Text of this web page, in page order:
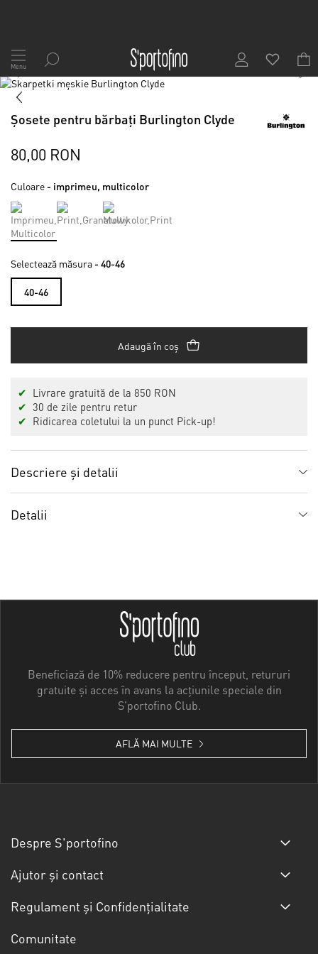
Mergeți
la
Conținut
Menu
Skip
end
the
images
1/2
Skip
the
the
gallery
Șosete pentru bărbați Burlington Clyde
80,00 RON
Culoare - imprimeu, multicolor
Selectează măsura - 40-46
40-46
Adaugă în coș
✔
Livrare gratuită de la 850 RON
✔ 30 de zile pentru retur
✔
Ridicarea coletului la un punct Pick-up!
Descriere și detalii
Detalii
Beneficiază de 10% reducere pentru început, retururi
gratuite și acces în avans la acțiunile speciale din
S'portofino Club.
AFLĂ MAI MULTE
Despre S'portofino
Ajutor și contact
Regulament și Confidențialitate
Comunitate